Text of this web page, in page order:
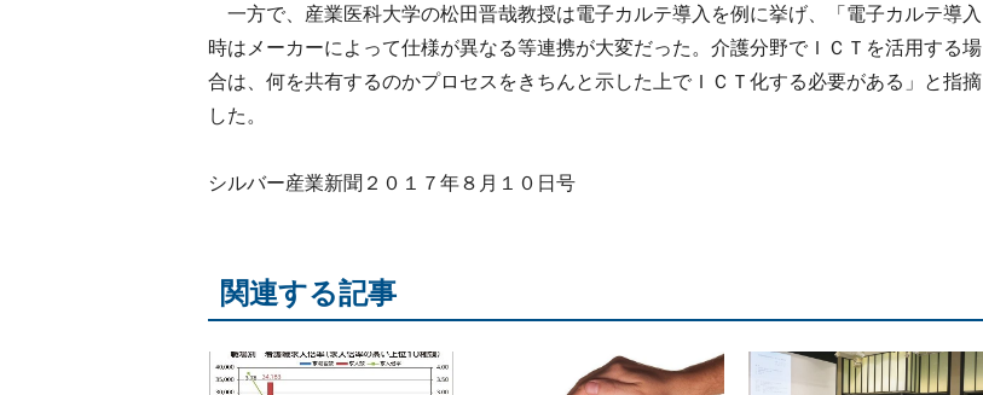
一方で、産業医科大学の松田晋哉教授は電子カルテ導入を例に挙げ、「電子カルテ導入
時はメーカーによって仕様が異なる等連携が大変だった。介護分野でＩＣＴを活用する場
合は、何を共有するのかプロセスをきちんと示した上でＩＣＴ化する必要がある」と指摘
した。
シルバー産業新聞２０１７年８月１０日号
関連する記事